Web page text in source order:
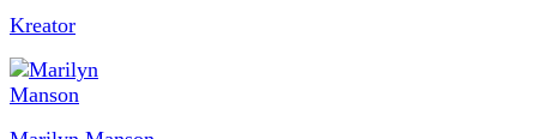
Kreator